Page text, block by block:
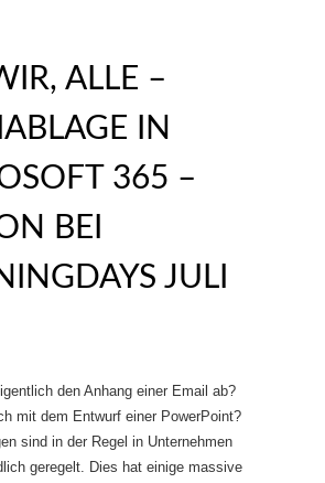
ALLE –
IN
365 –
BEI
JULI
den Anhang einer Email ab?
mit dem Entwurf einer PowerPoint?
sind in der Regel in Unternehmen
geregelt. Dies hat einige massive